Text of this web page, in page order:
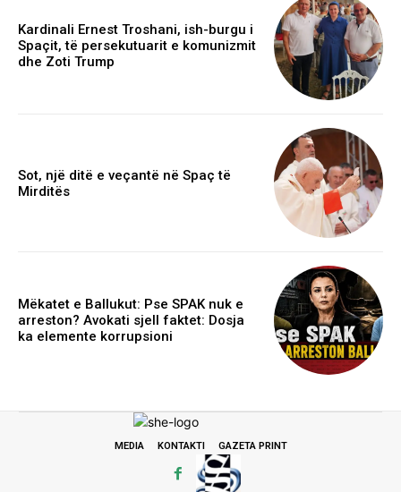
Kardinali Ernest Troshani, ish-burgu i
Spaçit, të persekutuarit e komunizmit
dhe Zoti Trump
Sot, një ditë e veçantë në Spaç të
Mirditës
Mëkatet e Ballukut: Pse SPAK nuk e
arreston? Avokati sjell faktet: Dosja
ka elemente korrupsioni
MEDIA KONTAKTI GAZETA PRINT